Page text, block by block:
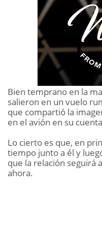
Bien temprano en la
salieron en un vuelo
que compartió la
en el avión en su
Lo cierto es que, en
tiempo junto a él y
que la relación seguirá
ahora.